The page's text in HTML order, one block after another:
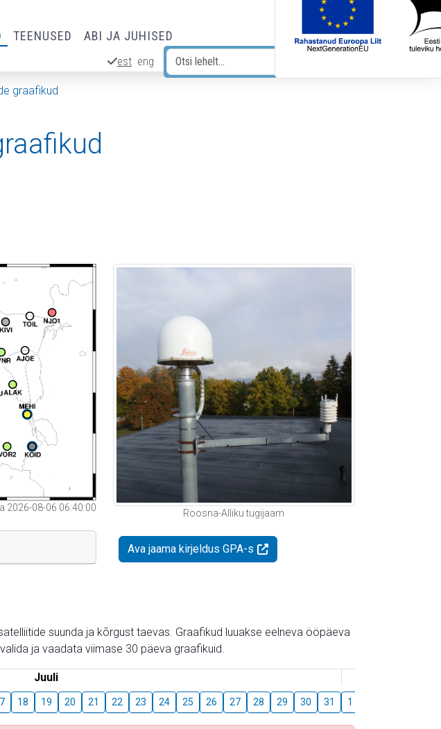
TEENUSED ABI JA JUHISED
est eng
graafikud
2026-08-06 06:40:00
Roosna-Alliku tugijaam
Ava jaama kirjeldus GPA-s
suunda ja kõrgust taevas. Graafikud luuakse eelneva ööpäeva
ja vaadata viimase 30 päeva graafikuid.
Juuli
18 19 20 21 22 23 24 25 26 27 28 29 30 31 1